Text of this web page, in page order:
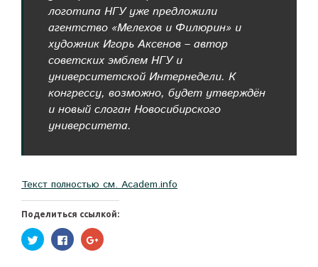
логотипа НГУ уже предложили
агентство «Мелехов и Филюрин» и
художник Игорь Аксенов – автор
советских эмблем НГУ и
университетской Интернедели. К
конгрессу, возможно, будет утверждён
и новый слоган Новосибирского
университета.
Текст полностью см. Academ.info
Поделиться ссылкой:
Нажмите,
чтобы
поделиться
Нажмите
здесь,
чтобы
Нажмите,
чтобы